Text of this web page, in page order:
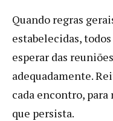
Quando regras
estabelecidas,
esperar das
adequadamente.
cada encontro,
que persista.